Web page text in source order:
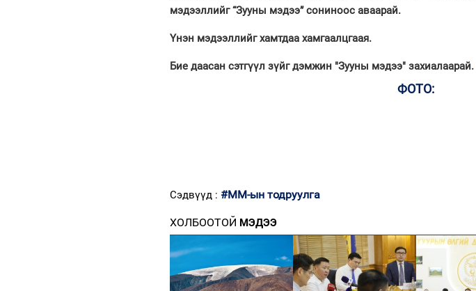
мэдээллийг “Зууны мэдээ” сониноос аваарай.
Үнэн мэдээллийг хамтдаа хамгаалцгаая.
Бие даасан сэтгүүл зүйг дэмжин "Зууны мэдээ" захиалаарай.
ФОТО:
Сэдвүүд : #ММ-ын тодруулга
ХОЛБООТОЙ МЭДЭЭ